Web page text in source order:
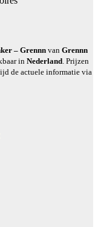
– Grennn van Grennn
in Nederland. Prijzen
de actuele informatie via